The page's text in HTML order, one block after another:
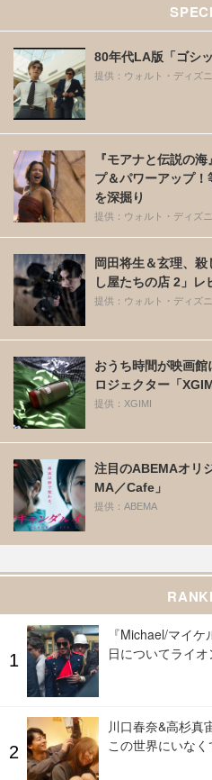
80年代LA版「ゴシ
提供：ウォルト・ディズ
『モアナと伝説の
プ＆パワーアップ
を深掘り
提供：ウォルト・ディズ
岡田将生＆玄理、
し屋たちの店 2」レ
提供：ウォルト・ディズ
おうち時間が映画
ロジェクター「
提供：XGIMI
注目のABEMAオリ
MA／Cafe」
提供：ABEMA
『Michael/マイ
日についてライ
川口春奈&高杉真
この世界にいな